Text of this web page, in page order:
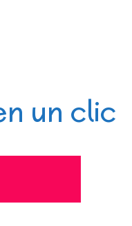
un clic